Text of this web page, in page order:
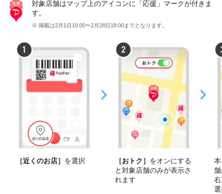
対象店舗はマップ上のアイコンに「応援」マークが付きま
す。
※ 掲載は2月1日10:00〜2月28日18:00までとなります。
［近くのお店］ を選択 ［おトク］ をオンにする
と対象店舗のみが表示さ
れます